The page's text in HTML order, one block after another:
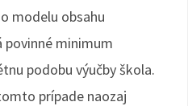
modelu obsahu
minimum
podobu výučby škola.
prípade naozaj